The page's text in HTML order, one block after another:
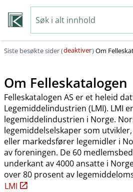
Siste besøkte sider (deaktiver)Om
Om Felleskatalogen
Felleskatalogen AS er et heleid
Legemiddelindustrien (LMI). LMI
legemiddelindustrien i Norge.
legemiddelselskaper som
eller markedsfører legemidler i
av foreningen. De 60
underkant av 4000 ansatte i
over 80 prosent av
LMI